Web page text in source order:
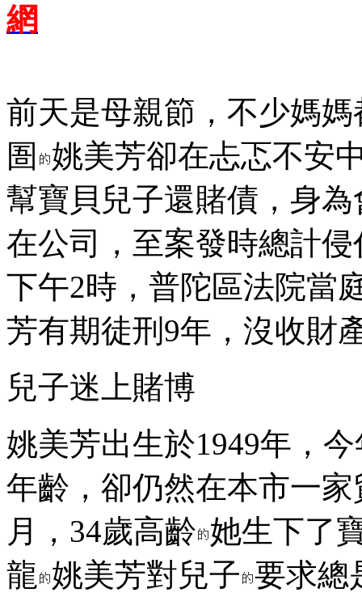
網
前天是母親節，不少媽
圄 姚美芳卻在忐忑不安
幫寶貝兒子還賭債，身為
在公司，至案發時總計
下午2時，普陀區法院當
芳有期徒刑9年，沒收財
兒子迷上賭博
姚美芳出生於1949年，
年齡，卻仍然在本市一
月，34歲高齡 她生下了
龍 姚美芳對兒子 要求總